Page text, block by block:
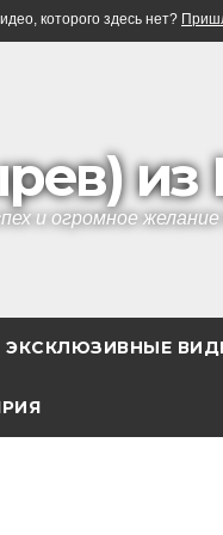
которого здесь нет?
и огромное
ЭКСКЛЮЗИВНЫЕ